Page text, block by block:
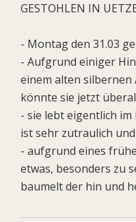
GESTOHLEN IN
- Montag den 31.03
- Aufgrund einiger
einem alten
könnte sie jetzt
- sie lebt eigentlich
ist sehr zutraulich
- aufgrund eines
etwas, besonders zu
baumelt der hin und